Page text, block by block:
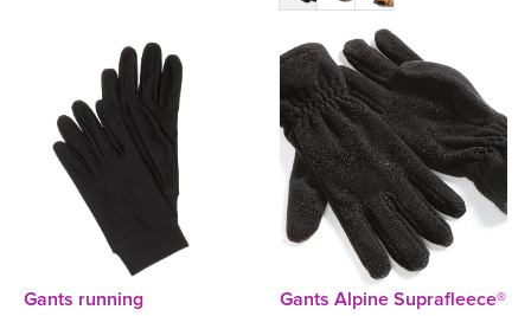
Gants running
Gants Alpine Suprafleece®